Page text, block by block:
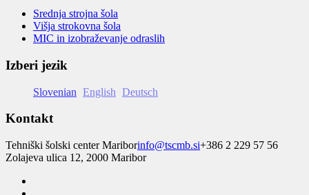
Srednja strojna šola
Višja strokovna šola
MIC in izobraževanje odraslih
Izberi jezik
Slovenian English Deutsch
Kontakt
Tehniški šolski center Mariborinfo@tscmb.si+386 2 229 57 56
Zolajeva ulica 12, 2000 Maribor